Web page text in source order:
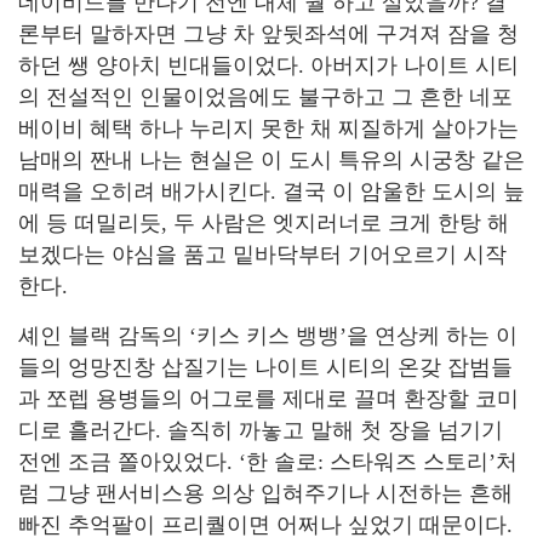
론부터 말하자면 그냥 차 앞뒷좌석에 구겨져 잠을 청
하던 쌩 양아치 빈대들이었다. 아버지가 나이트 시티
의 전설적인 인물이었음에도 불구하고 그 흔한 네포
베이비 혜택 하나 누리지 못한 채 찌질하게 살아가는
남매의 짠내 나는 현실은 이 도시 특유의 시궁창 같은
매력을 오히려 배가시킨다. 결국 이 암울한 도시의 늪
에 등 떠밀리듯, 두 사람은 엣지러너로 크게 한탕 해
보겠다는 야심을 품고 밑바닥부터 기어오르기 시작
한다.
셰인 블랙 감독의 ‘키스 키스 뱅뱅’을 연상케 하는 이
들의 엉망진창 삽질기는 나이트 시티의 온갖 잡범들
과 쪼렙 용병들의 어그로를 제대로 끌며 환장할 코미
디로 흘러간다. 솔직히 까놓고 말해 첫 장을 넘기기
전엔 조금 쫄아있었다. ‘한 솔로: 스타워즈 스토리’처
럼 그냥 팬서비스용 의상 입혀주기나 시전하는 흔해
빠진 추억팔이 프리퀄이면 어쩌나 싶었기 때문이다.